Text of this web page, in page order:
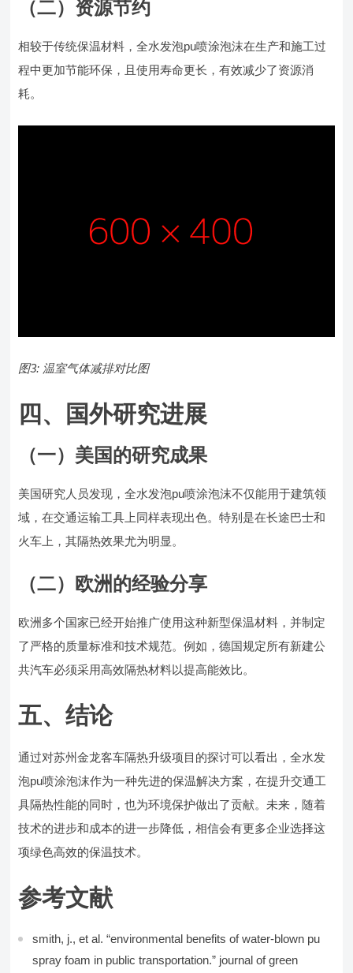
（二）资源节约
相较于传统保温材料，全水发泡pu喷涂泡沫在生产和施工过
程中更加节能环保，且使用寿命更长，有效减少了资源消
耗。
图3: 温室气体减排对比图
四、国外研究进展
（一）美国的研究成果
美国研究人员发现，全水发泡pu喷涂泡沫不仅能用于建筑领
域，在交通运输工具上同样表现出色。特别是在长途巴士和
火车上，其隔热效果尤为明显。
（二）欧洲的经验分享
欧洲多个国家已经开始推广使用这种新型保温材料，并制定
了严格的质量标准和技术规范。例如，德国规定所有新建公
共汽车必须采用高效隔热材料以提高能效比。
五、结论
通过对苏州金龙客车隔热升级项目的探讨可以看出，全水发
泡pu喷涂泡沫作为一种先进的保温解决方案，在提升交通工
具隔热性能的同时，也为环境保护做出了贡献。未来，随着
技术的进步和成本的进一步降低，相信会有更多企业选择这
项绿色高效的保温技术。
参考文献
smith, j., et al. “environmental benefits of water-blown pu
spray foam in public transportation.” journal of green